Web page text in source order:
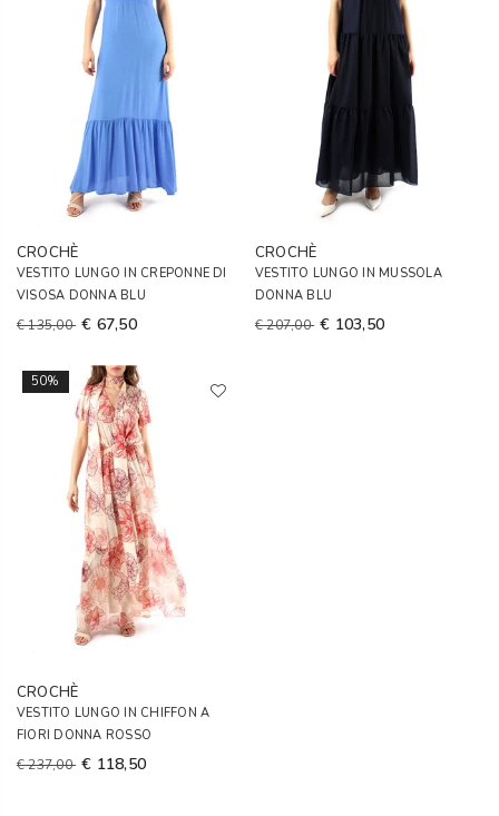
CROCHÈ
VESTITO LUNGO IN CREPONNE DI
VISOSA DONNA BLU
€ 135,00 € 67,50
CROCHÈ
VESTITO LUNGO IN MUSSOLA
DONNA BLU
€ 207,00 € 103,50
50%
CROCHÈ
VESTITO LUNGO IN CHIFFON A
FIORI DONNA ROSSO
€ 237,00 € 118,50